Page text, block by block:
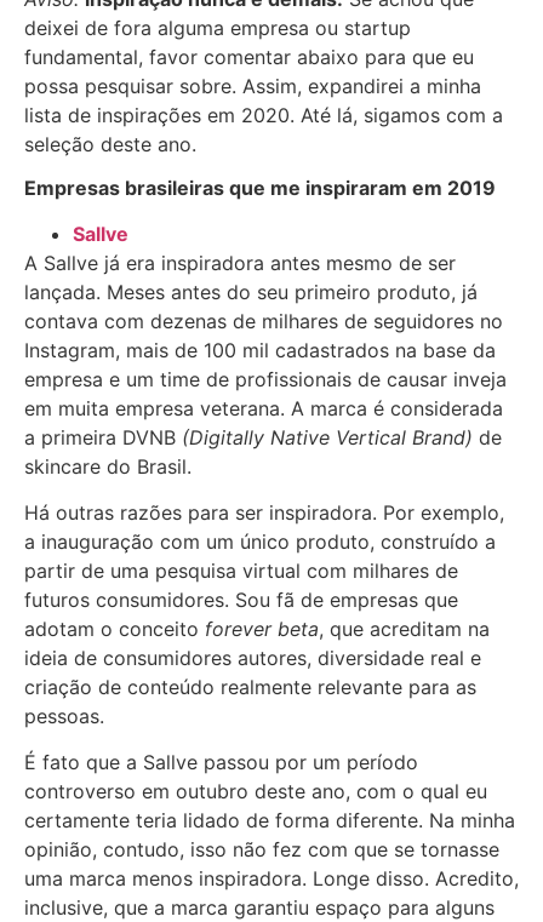
deixei de fora alguma empresa ou startup
fundamental, favor comentar abaixo para que eu
possa pesquisar sobre. Assim, expandirei a minha
lista de inspirações em 2020. Até lá, sigamos com a
seleção deste ano.
Empresas brasileiras que me inspiraram em 2019
Sallve
A Sallve já era inspiradora antes mesmo de ser
lançada. Meses antes do seu primeiro produto, já
contava com dezenas de milhares de seguidores no
Instagram, mais de 100 mil cadastrados na base da
empresa e um time de profissionais de causar inveja
em muita empresa veterana. A marca é considerada
a primeira DVNB (Digitally Native Vertical Brand) de
skincare do Brasil.
Há outras razões para ser inspiradora. Por exemplo,
a inauguração com um único produto, construído a
partir de uma pesquisa virtual com milhares de
futuros consumidores. Sou fã de empresas que
adotam o conceito forever beta, que acreditam na
ideia de consumidores autores, diversidade real e
criação de conteúdo realmente relevante para as
pessoas.
É fato que a Sallve passou por um período
controverso em outubro deste ano, com o qual eu
certamente teria lidado de forma diferente. Na minha
opinião, contudo, isso não fez com que se tornasse
uma marca menos inspiradora. Longe disso. Acredito,
inclusive, que a marca garantiu espaço para alguns